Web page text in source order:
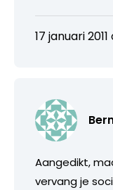
17 januari
Aangedikt,
vervang je